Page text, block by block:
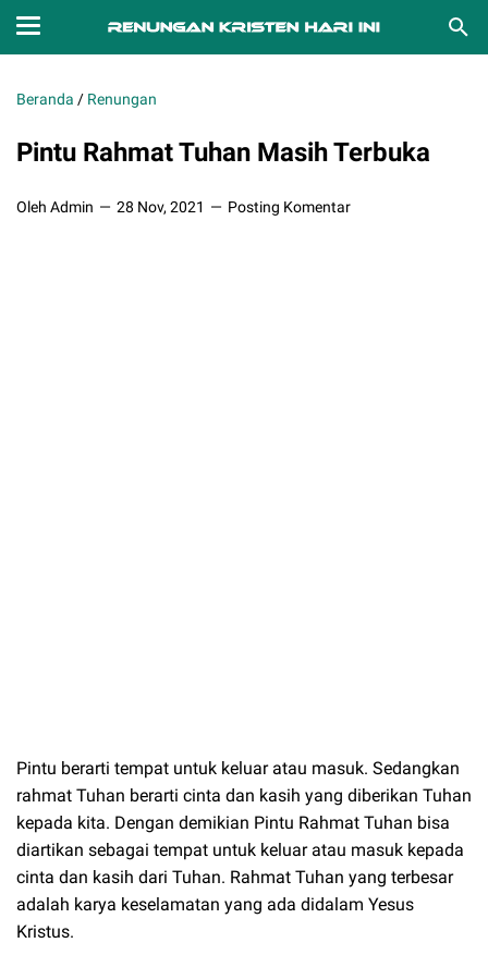
Beranda / Renungan
Pintu Rahmat Tuhan Masih Terbuka
Oleh Admin 28 Nov, 2021 Posting Komentar
Pintu berarti tempat untuk keluar atau masuk. Sedangkan
rahmat Tuhan berarti cinta dan kasih yang diberikan Tuhan
kepada kita. Dengan demikian Pintu Rahmat Tuhan bisa
diartikan sebagai tempat untuk keluar atau masuk kepada
cinta dan kasih dari Tuhan. Rahmat Tuhan yang terbesar
adalah karya keselamatan yang ada didalam Yesus
Kristus.